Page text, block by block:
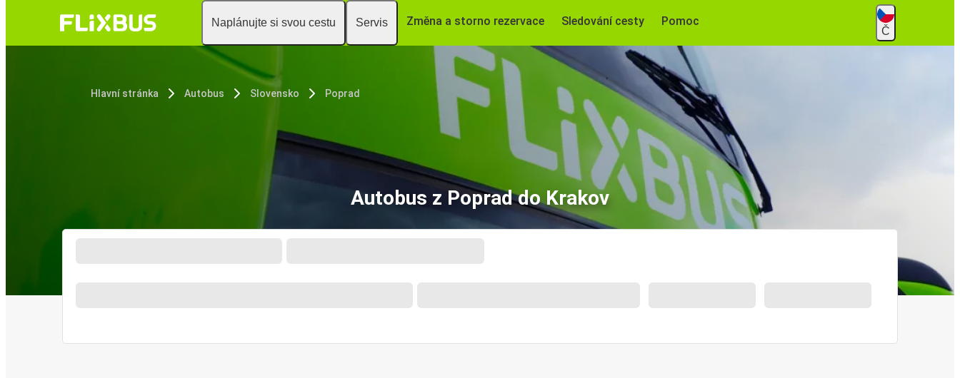
Naplánujte si svou cestu Servis Změna a storno rezervace Sledování cesty Pomoc
Č
Hlavní stránka Autobus Slovensko Poprad
Autobus z Poprad do Krakov